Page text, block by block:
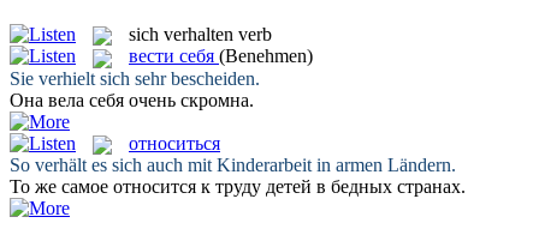
sich verhalten verb
вести себя (Benehmen)
Sie verhielt sich sehr bescheiden.
Она вела себя очень скромна.
относиться
So verhält es sich auch mit Kinderarbeit in armen Ländern.
То же самое относится к труду детей в бедных странах.